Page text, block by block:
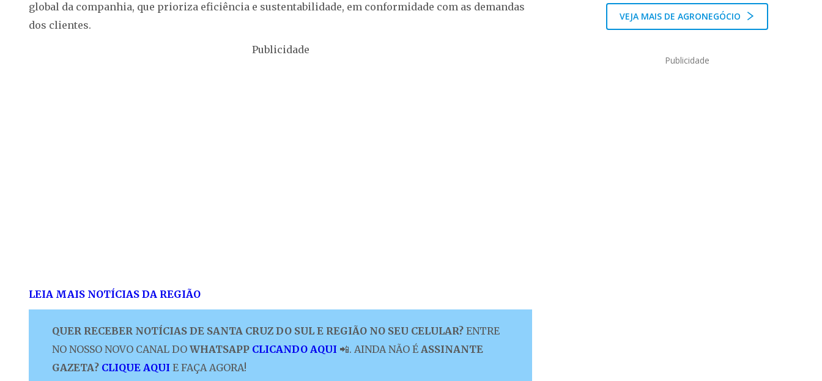
global da companhia, que prioriza eficiência e sustentabilidade, em conformidade com as demandas
dos clientes.
Publicidade
LEIA MAIS NOTÍCIAS DA REGIÃO
QUER RECEBER NOTÍCIAS DE SANTA CRUZ DO SUL E REGIÃO NO SEU CELULAR? ENTRE
NO NOSSO NOVO CANAL DO WHATSAPP CLICANDO AQUI 📲. AINDA NÃO É ASSINANTE
GAZETA? CLIQUE AQUI E FAÇA AGORA!
VEJA MAIS DE AGRONEGÓCIO
Publicidade